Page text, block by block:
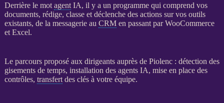
Derrière le mot agent IA, il y a un programme qui comprend vos
documents, rédige, classe et déclenche des actions sur vos outils
existants, de la messagerie au CRMen passant parWooCommerce
et Excel.
Le parcours proposé aux dirigeants auprès de Piolenc : détection des
gisements de temps, installation des agents IA, mise en place des
contrôles, transfertdes clés à votre équipe.